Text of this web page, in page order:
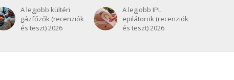
A legjobb kültéri
gázfőzők (recenziók
és teszt) 2026
A legjobb IPL
epilátorok (recenziók
és teszt) 2026